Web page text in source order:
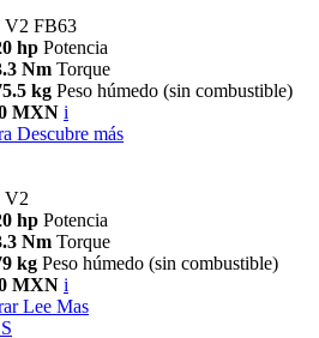
V2 FB63
hp Potencia
Nm Torque
kg Peso húmedo (sin combustible)
MXN i
Descubre más
V2
hp Potencia
Nm Torque
kg Peso húmedo (sin combustible)
MXN i
Lee Mas